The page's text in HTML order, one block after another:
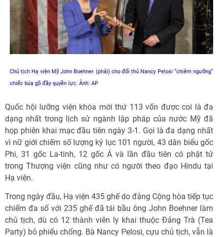
Chủ tịch Hạ viện Mỹ John Boehner (phải) cho đối thủ Nancy Pelosi “chiêm ngưỡng”
chiếc búa gõ đầy quyền lực. Ảnh: AP
Quốc hội lưỡng viện khóa mới thứ 113 vốn được coi là đa
dạng nhất trong lịch sử ngành lập pháp của nước Mỹ đã
họp phiên khai mạc đầu tiên ngày 3-1. Gọi là đa dạng nhất
vì nữ giới chiếm số lượng kỷ lục 101 người, 43 dân biểu gốc
Phi, 31 gốc La-tinh, 12 gốc Á và lần đầu tiên có phật tử
trong Thượng viện cũng như có người theo đạo Hindu tại
Hạ viện.
Trong ngày đầu, Hạ viện 435 ghế do đảng Cộng hòa tiếp tục
chiếm đa số với 235 ghế đã tái bầu ông John Boehner làm
chủ tịch, dù có 12 thành viên ly khai thuộc Đảng Trà (Tea
Party) bỏ phiếu chống. Bà Nancy Pelosi, cựu chủ tịch, vẫn là